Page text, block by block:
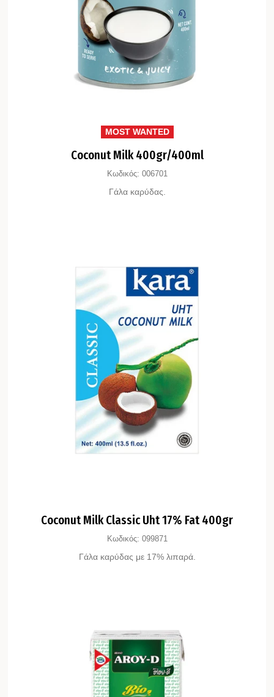
MOST WANTED
Coconut Milk 400gr/400ml
Κωδικός: 006701
Γάλα καρύδας.
Coconut Milk Classic Uht 17% Fat 400gr
Κωδικός: 099871
Γάλα καρύδας με 17% λιπαρά.